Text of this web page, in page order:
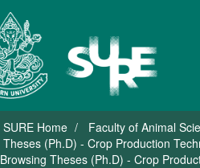
SURE Home Faculty of Animal
Theses (Ph.D) - Crop Production
Browsing Theses (Ph.D) - Crop